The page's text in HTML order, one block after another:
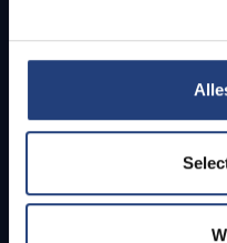
Studenten
PhD-studenten
Leerkrachten en